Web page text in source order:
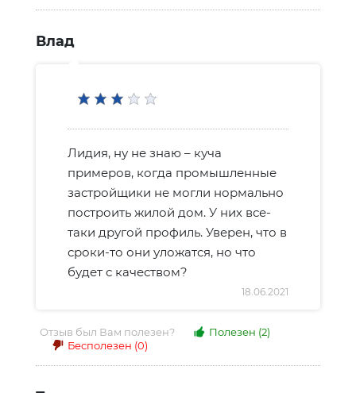
Влад
Лидия, ну не знаю – куча
примеров, когда промышленные
застройщики не могли нормально
построить жилой дом. У них все-
таки другой профиль. Уверен, что в
сроки-то они уложатся, но что
будет с качеством?
18.06.2021
Отзыв был Вам полезен? Полезен (2)
Бесполезен (0)